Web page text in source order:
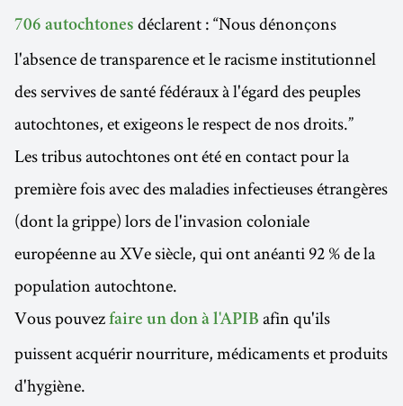
706 autochtones déclarent : “Nous dénonçons
l'absence de transparence et le racisme institutionnel
des servives de santé fédéraux à l'égard des peuples
autochtones, et exigeons le respect de nos droits.”
Les tribus autochtones ont été en contact pour la
première fois avec des maladies infectieuses étrangères
(dont la grippe) lors de l'invasion coloniale
européenne au XVe siècle, qui ont anéanti 92 % de la
population autochtone.
Vous pouvez faire un don à l'APIB afin qu'ils
puissent acquérir nourriture, médicaments et produits
d'hygiène.